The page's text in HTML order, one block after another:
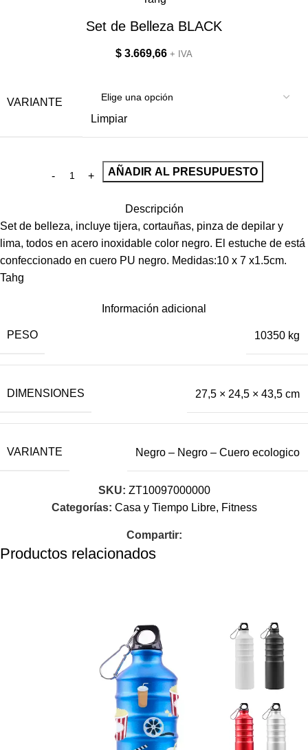
Set de Belleza BLACK
$ 3.669,66 + IVA
VARIANTE
Limpiar
AÑADIR AL PRESUPUESTO
Descripción
Set de belleza, incluye tijera, cortauñas, pinza de depilar y
lima, todos en acero inoxidable color negro. El estuche de está
confeccionado en cuero PU negro. Medidas:10 x 7 x1.5cm.
Tahg
Información adicional
PESO 10350 kg
DIMENSIONES 27,5 × 24,5 × 43,5 cm
VARIANTE Negro – Negro – Cuero ecologico
SKU: ZT10097000000
Categorías: Casa y Tiempo Libre, Fitness
Compartir:
Productos relacionados